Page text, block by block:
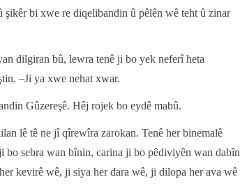
şikêr bi xwe re diqelibandin û pêlên wê teht û zinar
dilgiran bû, lewra tenê ji bo yek neferî heta
–Ji ya xwe nehat xwar.
Gûzereşê. Hêj rojek bo eydê mabû.
lê tê ne jî qîrewîra zarokan. Tenê her binemalê
bo sebra wan bînin, carina ji bo pêdiviyên wan dabîn
kevirê wê, ji siya her dara wê, ji dilopa her ava wê